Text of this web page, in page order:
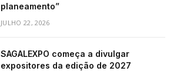
planeamento”
JULHO 22, 2026
SAGALEXPO começa a divulgar
expositores da edição de 2027